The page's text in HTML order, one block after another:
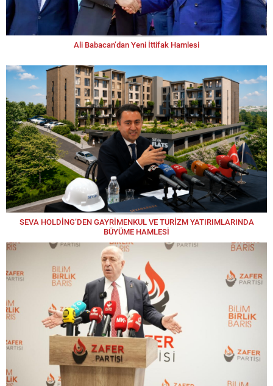
Ali Babacan’dan Yeni İttifak Hamlesi
SEVA HOLDİNG’DEN GAYRİMENKUL VE TURİZM YATIRIMLARINDA
BÜYÜME HAMLESİ